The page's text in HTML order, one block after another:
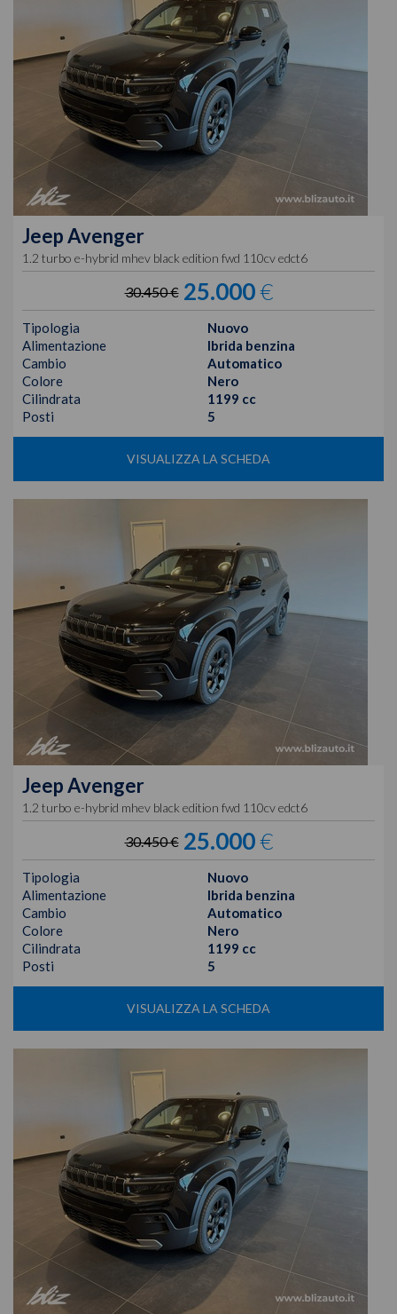
JeepAvenger
1.2 turbo e-hybrid mhev black edition fwd 110cv edct6
30.450 € 25.000€
Tipologia
Nuovo
Alimentazione
Ibrida benzina
Cambio
Automatico
Colore
Nero
Cilindrata
1199 cc
Posti
5
VISUALIZZA LA SCHEDA
JeepAvenger
1.2 turbo e-hybrid mhev black edition fwd 110cv edct6
30.450 € 25.000€
Tipologia
Nuovo
Alimentazione
Ibrida benzina
Cambio
Automatico
Colore
Nero
Cilindrata
1199 cc
Posti
5
VISUALIZZA LA SCHEDA